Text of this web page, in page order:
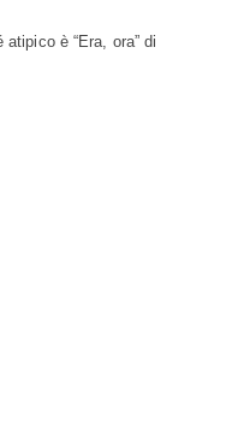
è “Era, ora” di